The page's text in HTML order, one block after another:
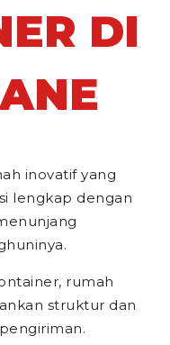
DI
inovatif yang
lengkap dengan
rumah
struktur dan